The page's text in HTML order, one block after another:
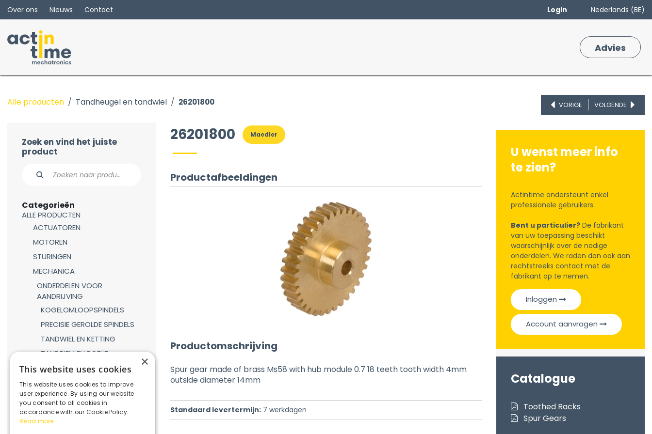
Overslaan naar inhoud
Over ons Nieuws Contact Login Nederlands (BE)
Adv​ies
Alle producten Tandheugel en tandwiel 26201800 VORIGE VOLGENDE
Zoek en vind het juiste
product
Categorieën
ALLE PRODUCTEN
ACTUATOREN
MOTOREN
STURINGEN
MECHANICA
ONDERDELEN VOOR
AANDRIJVING
KOGELOMLOOPSPINDELS
PRECISIE GEROLDE SPINDELS
TANDWIEL EN KETTING
TANDRIEM EN POELIE
TANDHEUGEL EN TANDWIEL
LINEAIRE GELEIDINGEN
GASVEREN
KOPPELINGEN
REDUCTIEKASTEN
26201800 Maedler
Productafbeeldingen
Productomschrijving
Spur gear made of brass Ms58 with hub module 0.7 18 teeth tooth width 4mm
outside diameter 14mm
Standaard levertermijn: 7 werkdagen
U wenst meer info
te zien?
Actintime ondersteunt enkel
professionele gebruikers.
Bent u particulier? De fabrikant
van uw toepassing beschikt
waarschijnlijk over de nodige
onderdelen. We raden dan ook aan
rechtstreeks contact met de
fabrikant op te nemen.
Inloggen
Account aanvragen
Catalogue
Toothed Racks
Spur Gears
×
This website uses cookies
This website uses cookies to improve
user experience. By using our website
you consent to all cookies in
accordance with our Cookie Policy.
Read more